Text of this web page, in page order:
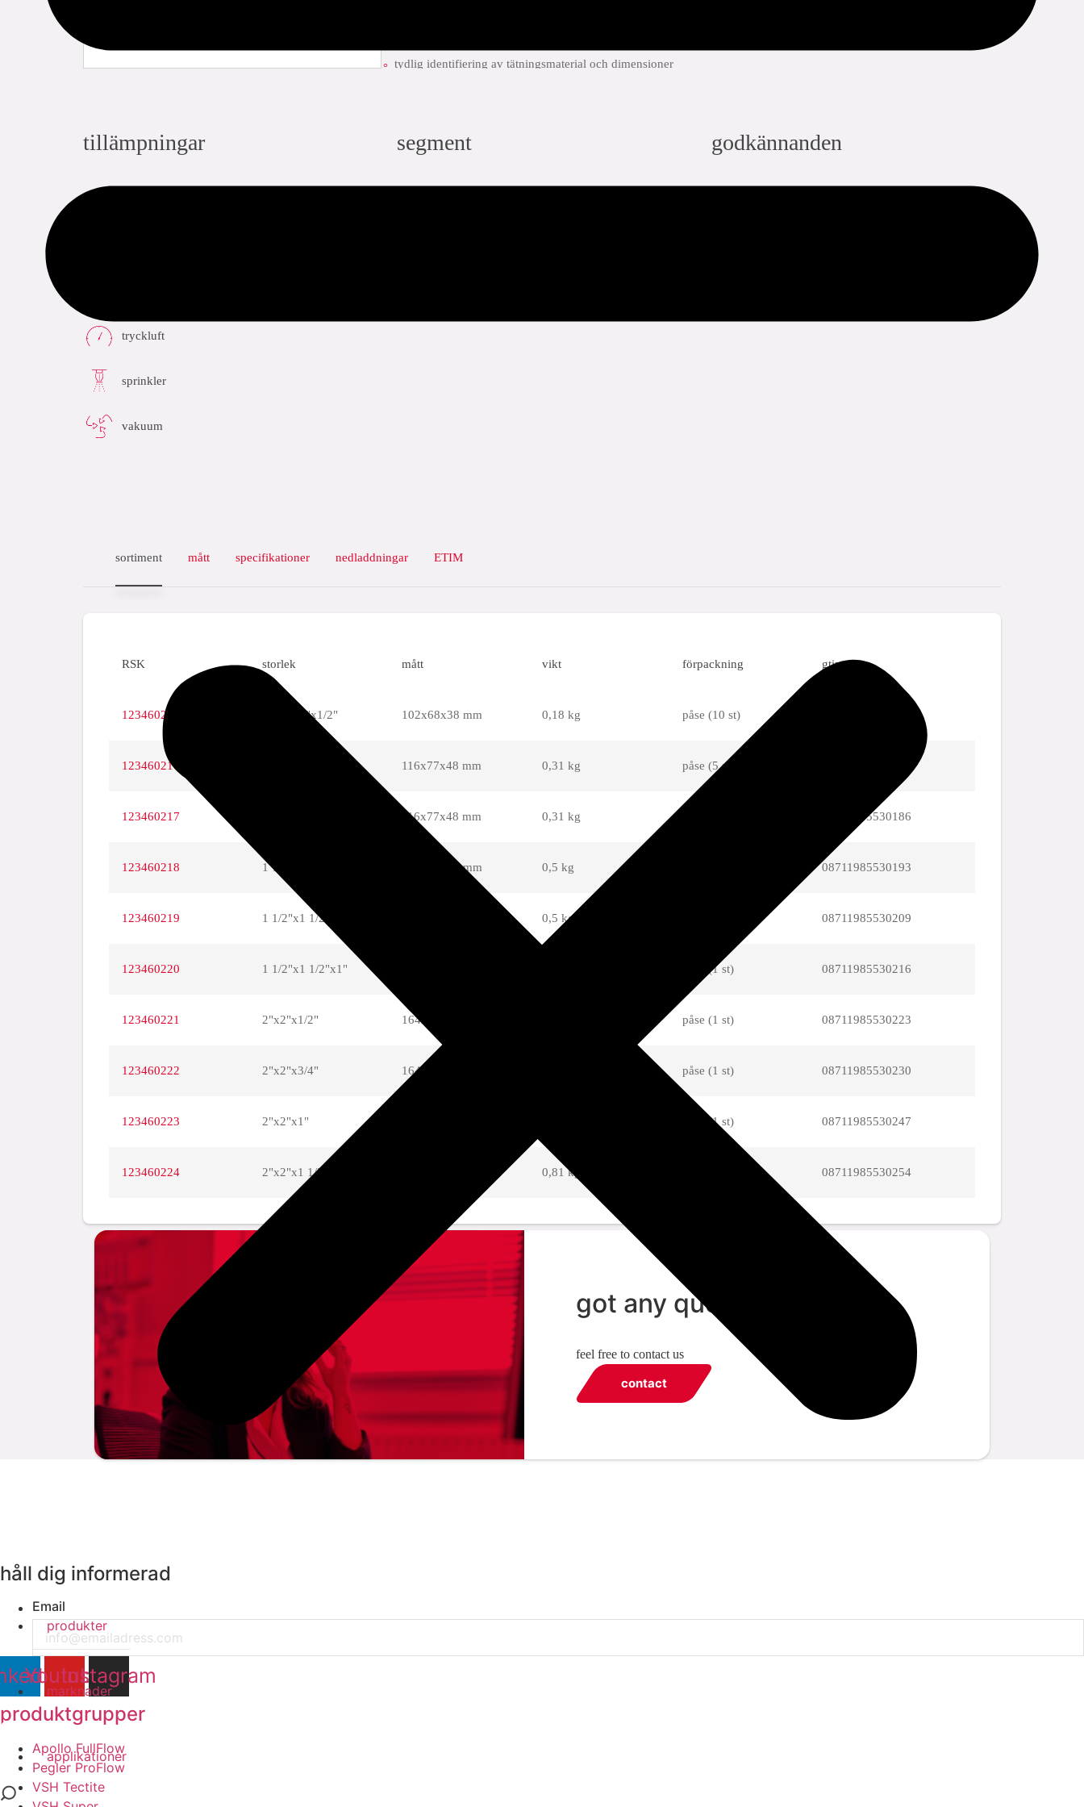
produkter
marknader
applikationer
tydlig identifiering av tätningsmaterial och dimensioner
tillämpningar
tryckluft
sprinkler
vakuum
segment godkännanden
sortiment mått specifikationer nedladdningar ETIM
RSK storlek mått vikt förpackning gtin
123460215 3/4"x3/4"x1/2" 102x68x38 mm 0,18 kg påse (10 st)
123460216 116x77x48 mm 0,31 kg påse (5 st)
123460217 116x77x48 mm 0,31 kg 08711985530186
123460218 1 1/2"x1 1/2"x1/2" 138x92x65 mm 0,5 kg 08711985530193
123460219 1 1/2"x1 1/2"x3/4" 0,5 kg 08711985530209
123460220 1 1/2"x1 1/2"x1" påse (1 st) 08711985530216
123460221 2"x2"x1/2" 164x106x80 mm påse (1 st) 08711985530223
123460222 2"x2"x3/4" 164x106x80 mm påse (1 st) 08711985530230
123460223 2"x2"x1" påse (1 st) 08711985530247
123460224 2"x2"x1 1/2" 0,81 kg 08711985530254
got any questions?
feel free to contact us
contact
håll dig informerad
Email
Youtube
Instagram
produktgrupper
Apollo FullFlow
Pegler ProFlow
VSH Tectite